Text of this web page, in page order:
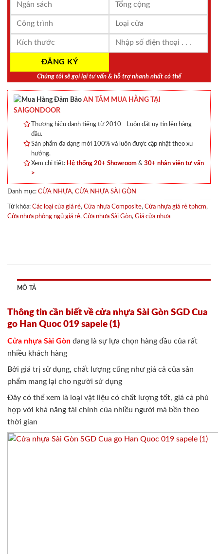
Chúng tôi sẽ gọi lại tư vấn & hỗ trợ nhanh nhất có thể
AN TÂM MUA HÀNG TẠI
SAIGONDOOR
Thương hiệu danh tiếng từ 2010 - Luôn đặt uy tín lên hàng
đầu.
Sản phẩm đa dạng mới 100% và luôn được cập nhật theo xu
hướng.
Xem chi tiết: Hệ thống 20+ Showroom & 30+ nhân viên tư vấn
>
Danh mục: CỬA NHỰA, CỬA NHỰA SÀI GÒN
Từ khóa: Các loại cửa giá rẻ, Cửa nhựa Composite, Cửa nhựa giá rẻ tphcm,
Cửa nhựa phòng ngủ giá rẻ, Cửa nhựa Sài Gòn, Giá cửa nhựa
MÔ TẢ
Thông tin cần biết về cửa nhựa Sài Gòn SGD Cua
go Han Quoc 019 sapele (1)
Cửa nhựa Sài Gòn đang là sự lựa chọn hàng đầu của rất
nhiều khách hàng
Bởi giá trị sử dụng, chất lượng cũng như giá cả của sản
phẩm mang lại cho người sử dụng
Đây có thể xem là loại vật liệu có chất lượng tốt, giá cả phù
hợp với khả năng tài chính của nhiều người mà bền theo
thời gian